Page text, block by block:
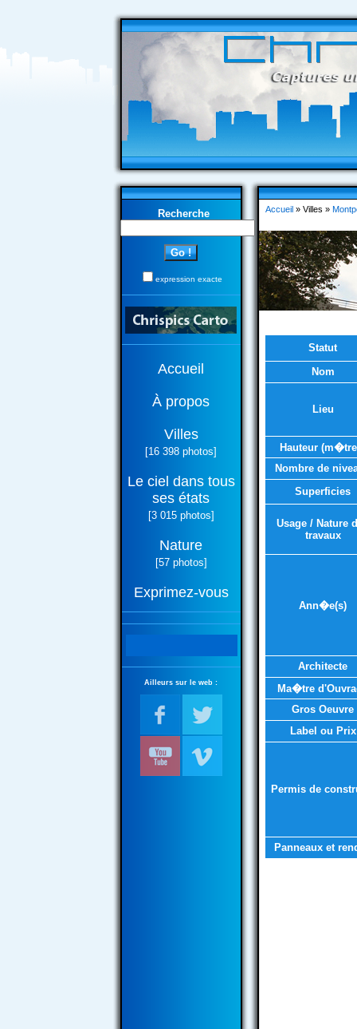
Recherche
expression exacte
Accueil
À propos
Villes
[16 398 photos]
Le ciel dans tous
ses états
[3 015 photos]
Nature
[57 photos]
Exprimez-vous
Ailleurs sur le web :
Accueil» Villes »
Statut
Nom
Lieu
Hauteur
Nombre de
Superficies
Usage / Nature
travaux
Ann�e(s)
Architecte
Ma�tre
Gros Oeuvre
Label ou Prix
Permis de
Panneaux et